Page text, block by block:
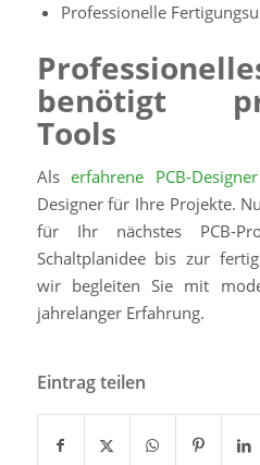
Professionelle
benötigt
Tools
Alserfahrene PCB-Designer
Designer für Ihre Projekte.
für Ihr nächstes PCB-
Schaltplanidee bis zur
wir begleiten Sie mit
jahrelanger Erfahrung.
Eintrag teilen